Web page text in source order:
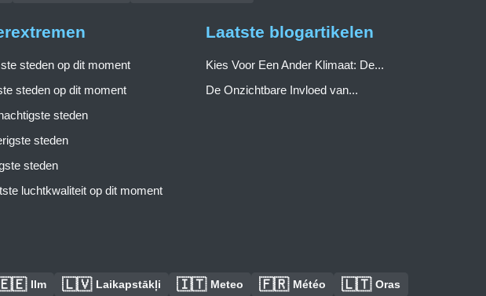
steden op dit moment
steden op dit moment
steden
steden
steden
luchtkwaliteit op dit moment
Laatste blogartikelen
Kies Voor Een Ander Klimaat: De...
De Onzichtbare Invloed van...
Ilm 🇱🇻 Laikapstākļi 🇮🇹 Meteo 🇫🇷 Météo 🇱🇹 Oras